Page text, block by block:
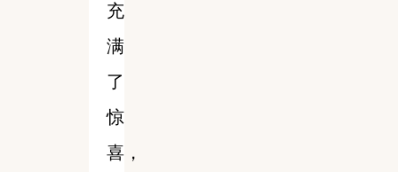
充
满
了
惊
喜，